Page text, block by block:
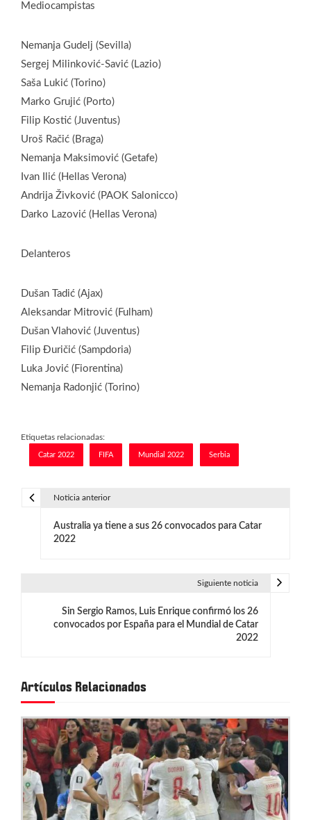
Mediocampistas
Nemanja Gudelj (Sevilla)
Sergej Milinković-Savić (Lazio)
Saša Lukić (Torino)
Marko Grujić (Porto)
Filip Kostić (Juventus)
Uroš Račić (Braga)
Nemanja Maksimović (Getafe)
Ivan Ilić (Hellas Verona)
Andrija Živković (PAOK Salonicco)
Darko Lazović (Hellas Verona)
Delanteros
Dušan Tadić (Ajax)
Aleksandar Mitrović (Fulham)
Dušan Vlahović (Juventus)
Filip Đuričić (Sampdoria)
Luka Jović (Fiorentina)
Nemanja Radonjić (Torino)
Etiquetas relacionadas:
Catar 2022 FIFA Mundial 2022 Serbia
i
n
d
e
e
Noticia anterior
Australia ya tiene a sus 26 convocados para Catar
2022
Siguiente noticia
Sin Sergio Ramos, Luis Enrique confirmó los 26
convocados por España para el Mundial de Catar
2022
Artículos Relacionados